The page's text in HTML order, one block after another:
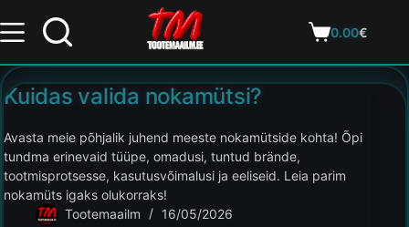
0.00€
Kuidas valida nokamütsi?
Avasta meie põhjalik juhend meeste nokamütside kohta! Õpi
tundma erinevaid tüüpe, omadusi, tuntud brände,
tootmisprotsesse, kasutusvõimalusi ja eeliseid. Leia parim
nokamüts igaks olukorraks!
Tootemaailm
16/05/2026